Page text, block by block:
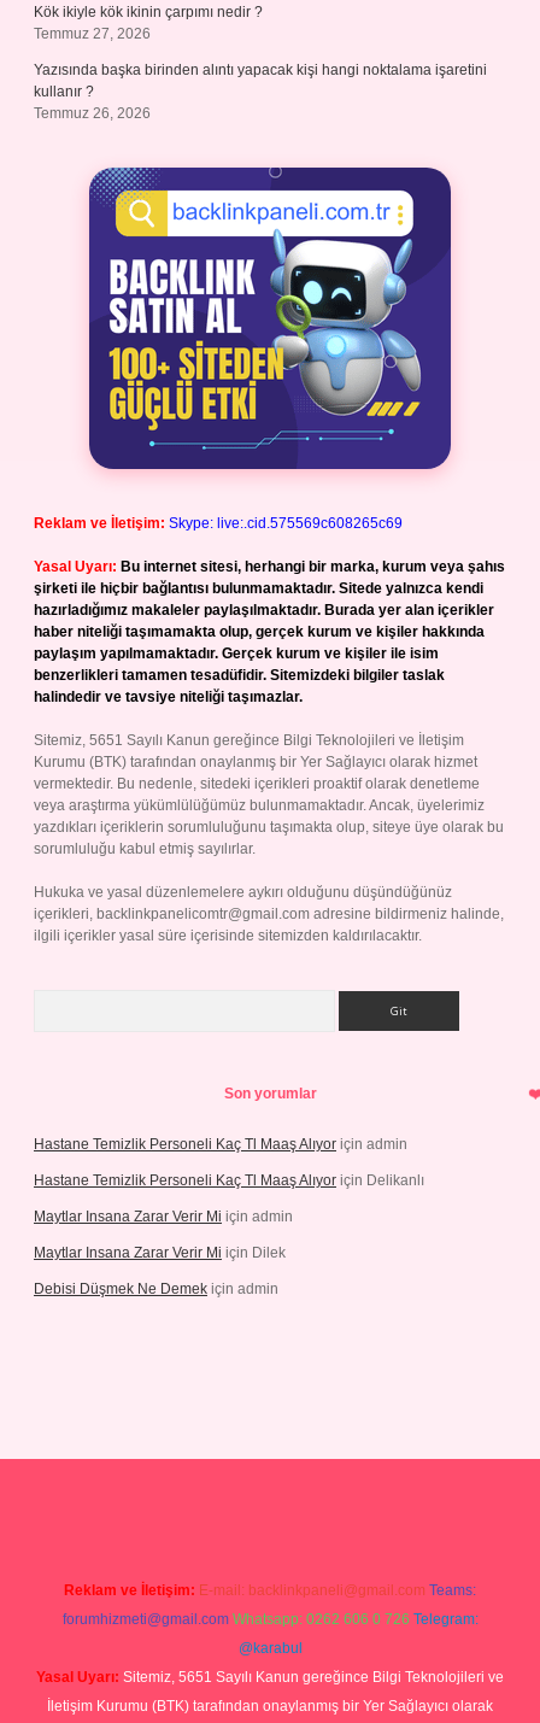
Kök ikiyle kök ikinin çarpımı nedir ?
Temmuz 27, 2026
Yazısında başka birinden alıntı yapacak kişi hangi noktalama işaretini
kullanır ?
Temmuz 26, 2026
Reklam ve İletişim: Skype: live:.cid.575569c608265c69
Yasal Uyarı: Bu internet sitesi, herhangi bir marka, kurum veya şahıs
şirketi ile hiçbir bağlantısı bulunmamaktadır. Sitede yalnızca kendi
hazırladığımız makaleler paylaşılmaktadır. Burada yer alan içerikler
haber niteliği taşımamakta olup, gerçek kurum ve kişiler hakkında
paylaşım yapılmamaktadır. Gerçek kurum ve kişiler ile isim
benzerlikleri tamamen tesadüfidir. Sitemizdeki bilgiler taslak
halindedir ve tavsiye niteliği taşımazlar.
Sitemiz, 5651 Sayılı Kanun gereğince Bilgi Teknolojileri ve İletişim
Kurumu (BTK) tarafından onaylanmış bir Yer Sağlayıcı olarak hizmet
vermektedir. Bu nedenle, sitedeki içerikleri proaktif olarak denetleme
veya araştırma yükümlülüğümüz bulunmamaktadır. Ancak, üyelerimiz
yazdıkları içeriklerin sorumluluğunu taşımakta olup, siteye üye olarak bu
sorumluluğu kabul etmiş sayılırlar.
Hukuka ve yasal düzenlemelere aykırı olduğunu düşündüğünüz
içerikleri, backlinkpanelicomtr@gmail.com adresine bildirmeniz halinde,
ilgili içerikler yasal süre içerisinde sitemizden kaldırılacaktır.
Son yorumlar
Hastane Temizlik Personeli Kaç Tl Maaş Alıyor için admin
Hastane Temizlik Personeli Kaç Tl Maaş Alıyor için Delikanlı
Maytlar Insana Zarar Verir Mi için admin
Maytlar Insana Zarar Verir Mi için Dilek
Debisi Düşmek Ne Demek için admin
Reklam ve İletişim: E-mail: backlinkpaneli@gmail.com Teams:
forumhizmeti@gmail.com Whatsapp: 0262 606 0 726 Telegram:
@karabul
Yasal Uyarı: Sitemiz, 5651 Sayılı Kanun gereğince Bilgi Teknolojileri ve
İletişim Kurumu (BTK) tarafından onaylanmış bir Yer Sağlayıcı olarak